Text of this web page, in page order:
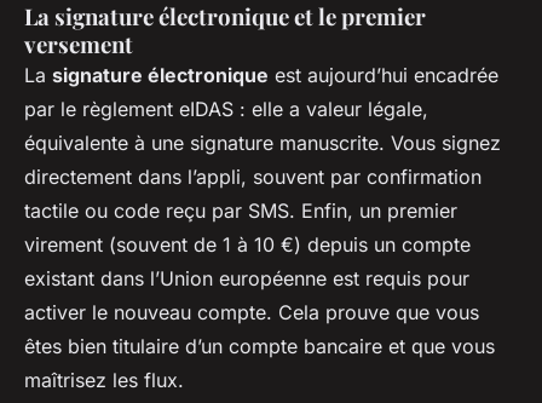
La signature électronique et le premier
versement
La signature électronique est aujourd’hui encadrée
par le règlement eIDAS : elle a valeur légale,
équivalente à une signature manuscrite. Vous signez
directement dans l’appli, souvent par confirmation
tactile ou code reçu par SMS. Enfin, un premier
virement (souvent de 1 à 10 €) depuis un compte
existant dans l’Union européenne est requis pour
activer le nouveau compte. Cela prouve que vous
êtes bien titulaire d’un compte bancaire et que vous
maîtrisez les flux.